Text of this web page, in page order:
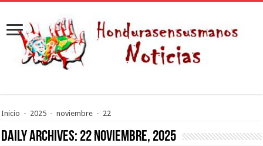
Inicio - 2025 - noviembre - 22
Daily Archives: 22 noviembre, 2025